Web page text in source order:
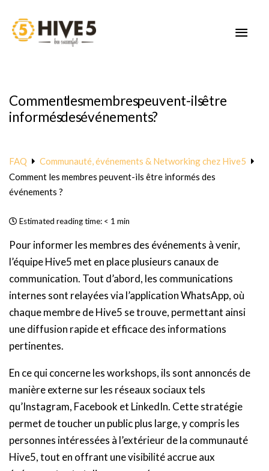
contenu
Comment les membres peuvent-ils être
informés des événements ?
FAQ
Communauté, événements & Networking chez Hive5
Comment les membres peuvent-ils être informés des
événements ?
Estimated reading time: < 1 min
Pour informer les membres des événements à venir,
l’équipe Hive5 met en place plusieurs canaux de
communication. Tout d’abord, les communications
internes sont relayées via l’application WhatsApp, où
chaque membre de Hive5 se trouve, permettant ainsi
une diffusion rapide et efficace des informations
pertinentes.
En ce qui concerne les workshops, ils sont annoncés de
manière externe sur les réseaux sociaux tels
qu’Instagram, Facebook et LinkedIn. Cette stratégie
permet de toucher un public plus large, y compris les
personnes intéressées à l’extérieur de la communauté
Hive5, tout en offrant une visibilité accrue aux